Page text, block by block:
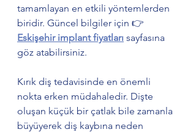
tamamlayan en etkili yöntemlerden
biridir. Güncel bilgiler için 👉
Eskişehir implant fiyatları sayfasına
göz atabilirsiniz.
Kırık diş tedavisinde en önemli
nokta erken müdahaledir. Dişte
oluşan küçük bir çatlak bile zamanla
büyüyerek diş kaybına neden